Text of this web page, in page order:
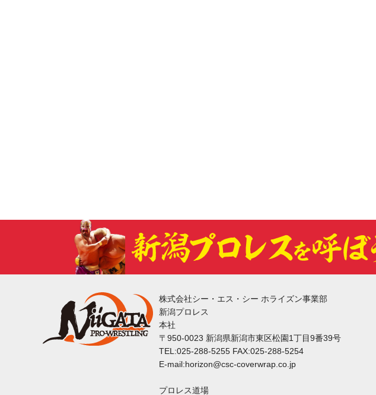
株式会社シー・エス・シー ホライズン事業部
新潟プロレス
本社
〒950-0023 新潟県新潟市東区松園1丁目9番39号
TEL:025-288-5255 FAX:025-288-5254
E-mail:horizon@csc-coverwrap.co.jp
プロレス道場